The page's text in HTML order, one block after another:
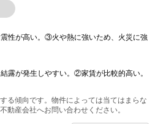
性が高い。③火や熱に強いため、火災に強
露が発生しやすい。②家賃が比較的高い。
る傾向です。物件によっては当てはまらな
動産会社へお問い合わせください。